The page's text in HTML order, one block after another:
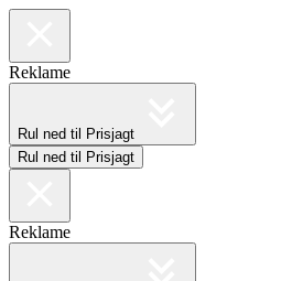
Reklame
Rul ned til Prisjagt
Rul ned til Prisjagt
Reklame